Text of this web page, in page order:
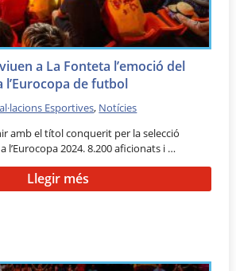
a La Fonteta l’emoció del
l’Eurocopa de futbol
Esportives, Notícies
amb el títol conquerit per la selecció
l’Eurocopa 2024. 8.200 aficionats i …
Llegir més